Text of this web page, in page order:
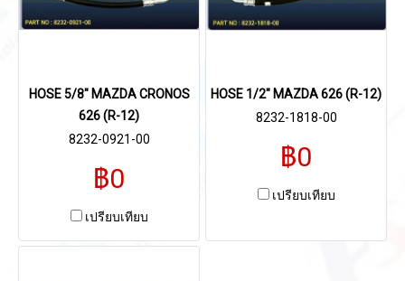
HOSE 5/8" MAZDA CRONOS
626 (R-12)
8232-0921-00
฿0
เปรียบเทียบ
HOSE 1/2" MAZDA 626 (R-12)
8232-1818-00
฿0
เปรียบเทียบ